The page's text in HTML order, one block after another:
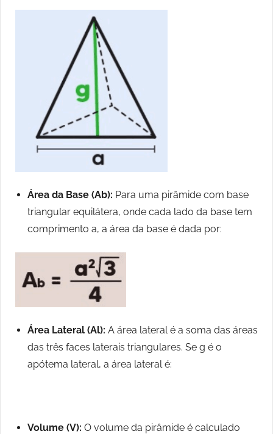
Área da Base (Ab): Para uma pirâmide com base
triangular equilátera, onde cada lado da base tem
comprimento a, a área da base é dada por:
Área Lateral (Al): A área lateral é a soma das áreas
das três faces laterais triangulares. Se g é o
apótema lateral, a área lateral é:
Volume (V): O volume da pirâmide é calculado